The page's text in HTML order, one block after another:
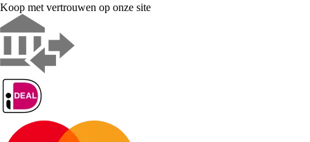
Koop met vertrouwen op onze site